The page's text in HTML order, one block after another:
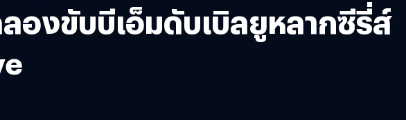
องขับบีเอ็มดับเบิลยูหลากซีรี่ส์